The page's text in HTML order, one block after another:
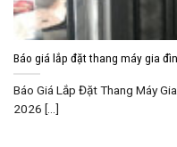
Báo giá lắp đặt thang máy gia
Báo Giá Lắp Đặt Thang Máy
2026 [...]